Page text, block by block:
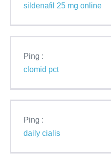
sildenafil 25 mg online
Ping :
clomid pct
Ping :
daily cialis